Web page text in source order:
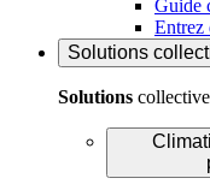
Guide
Entrez
Solutions
Solutions